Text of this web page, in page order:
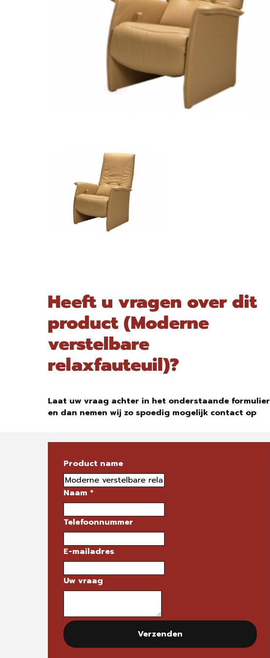
Heeft u vragen over dit
product (Moderne
verstelbare
relaxfauteuil)?
Laat uw vraag achter in het onderstaande formulier
en dan nemen wij zo spoedig mogelijk contact op
Product name
Naam *
Telefoonnummer
E-mailadres
Uw vraag
Verzenden